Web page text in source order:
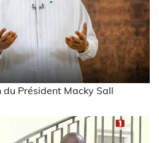
Président Macky Sall